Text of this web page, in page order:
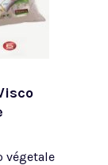
végetale